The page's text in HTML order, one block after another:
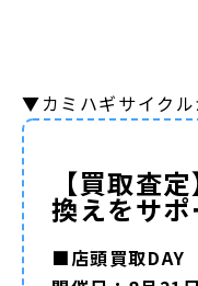
▼カミハギサイクル
【買取査
換えをサ
■店頭買取DAY